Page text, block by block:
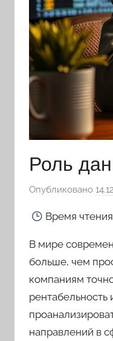
Роль
Опубликовано
Время чтения
В мире
больше, чем
компаниям
направлений в